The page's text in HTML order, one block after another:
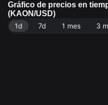
Gráfico de precios en
(KAON/USD)
1d
7d 1 mes 3